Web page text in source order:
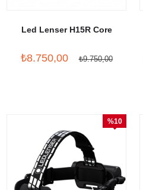
Led Lenser H15R Core
₺8.750,00 ₺9.750,00
%10